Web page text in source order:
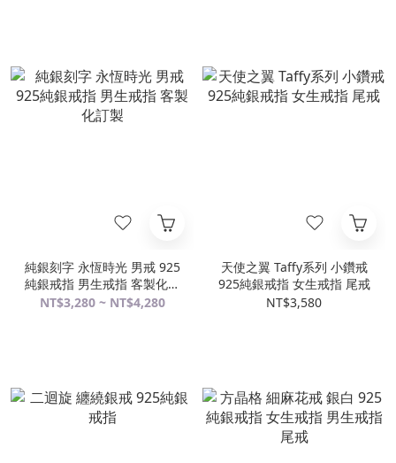
純銀刻字 永恆時光 男戒 925
純銀戒指 男生戒指 客製化訂
製
NT$3,280 ~ NT$4,280
天使之翼 Taffy系列 小鑽戒
925純銀戒指 女生戒指 尾戒
NT$3,580